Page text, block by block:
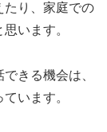
たり、家庭での
います。
きる機会は、
います。